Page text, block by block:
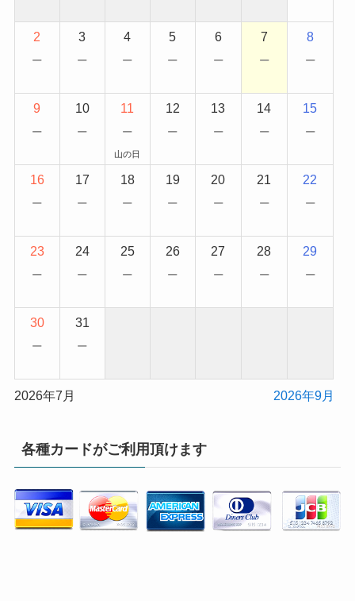
2
−
3
−
4
−
5
−
6
−
7
−
8
−
9
−
10
−
11
−
山の日
12
−
13
−
14
−
15
−
16
−
17
−
18
−
19
−
20
−
21
−
22
−
23
−
24
−
25
−
26
−
27
−
28
−
29
−
30
−
31
−
2026年7月 2026年9月
各種カードがご利用頂けます